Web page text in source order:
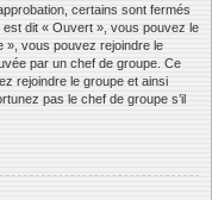
certains sont fermés
est dit « Ouvert », vous pouvez le
», vous pouvez rejoindre le
par un chef de groupe. Ce
rejoindre le groupe et ainsi
pas le chef de groupe s’il